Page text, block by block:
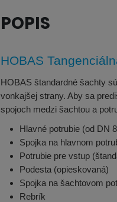
POPIS
HOBAS
HOBAS štandardné šachty
vonkajšej strany. Aby sa
spojoch medzi šachtou a
Hlavné potrubie (od DN
Spojka na hlavnom
Potrubie pre vstup
Podesta (opieskovaná)
Spojka na šachtovom
Rebrík